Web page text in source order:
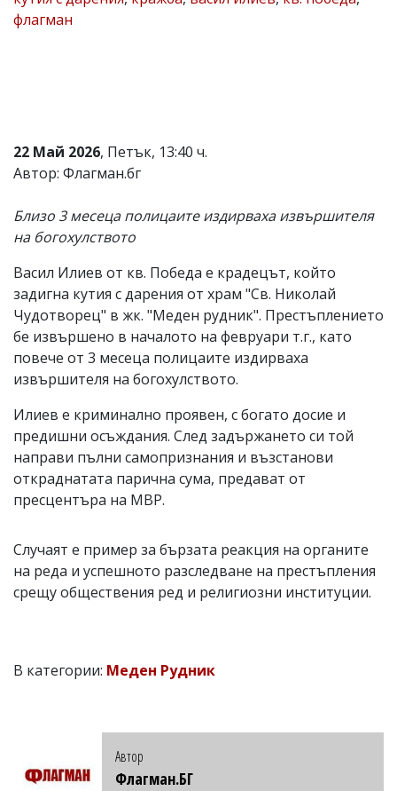
Коментарите
редакцията
носи
за
Ако
обиден
за
вас
коментар,
моля
сигнализирайте
флагман
22 Май 2026, Петък, 13:40 ч.
Автор: Флагман.бг
Близо 3 месеца полицаите издирваха извършителя
на богохулството
Васил Илиев от кв. Победа е крадецът, който
задигна кутия с дарения от храм "Св. Николай
Чудотворец" в жк. "Меден рудник". Престъплението
бе извършено в началото на февруари т.г., като
повече от 3 месеца полицаите издирваха
извършителя на богохулството.
Илиев е криминално проявен, с богато досие и
предишни осъждания. След задържането си той
направи пълни самопризнания и възстанови
откраднатата парична сума, предават от
пресцентъра на МВР.
Случаят е пример за бързата реакция на органите
на реда и успешното разследване на престъпления
срещу обществения ред и религиозни институции.
В категории: Меден Рудник
Автор
Флагман.БГ